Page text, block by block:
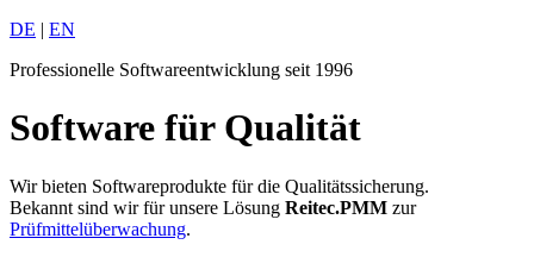
DE | EN
Professionelle Softwareentwicklung seit 1996
Software für Qualität
Wir bieten Softwareprodukte für die Qualitätssicherung.
Bekannt sind wir für unsere Lösung Reitec.PMM zur
Prüfmittelüberwachung.